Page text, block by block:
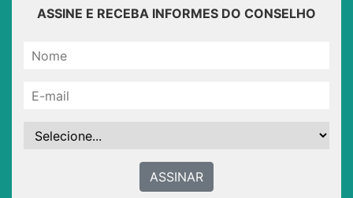
ASSINE E RECEBA INFORMES DO CONSELHO
ASSINAR